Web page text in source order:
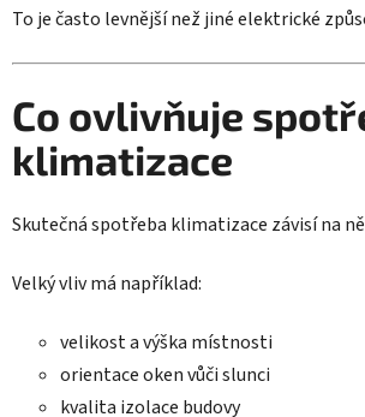
To je často levnější než jiné elektrické
Co ovlivňuje
klimatizace
Skutečná spotřeba klimatizace závisí na
Velký vliv má například:
velikost a výška místnosti
orientace oken vůči slunci
kvalita izolace budovy